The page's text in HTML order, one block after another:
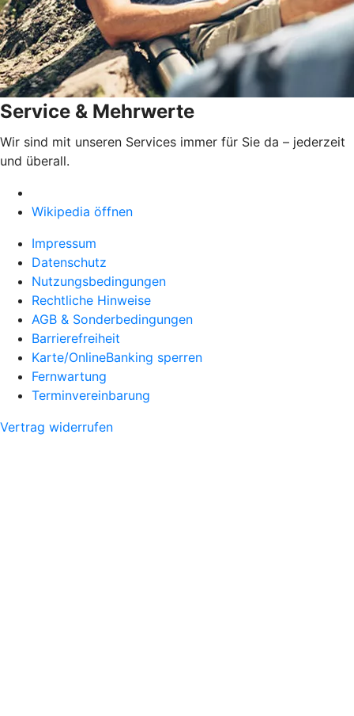
Service & Mehrwerte
Wir sind mit unseren Services immer für Sie da – jederzeit
und überall.
Wikipedia öffnen
Impressum
Datenschutz
Nutzungsbedingungen
Rechtliche Hinweise
AGB & Sonderbedingungen
Barrierefreiheit
Karte/OnlineBanking sperren
Fernwartung
Terminvereinbarung
Vertrag widerrufen